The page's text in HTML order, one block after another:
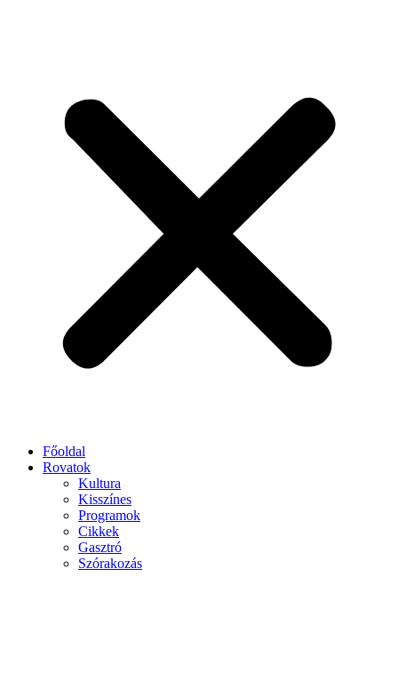
Főoldal
Rovatok
Kultura
Kisszínes
Programok
Cikkek
Gasztró
Szórakozás